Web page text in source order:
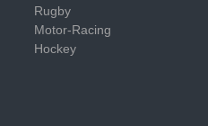
Rugby
Motor-Racing
Hockey